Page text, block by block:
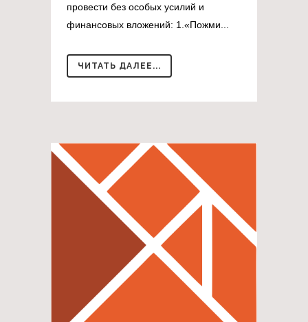
провести без особых усилий и
финансовых вложений: 1.«Пожми...
ЧИТАТЬ ДАЛЕЕ...